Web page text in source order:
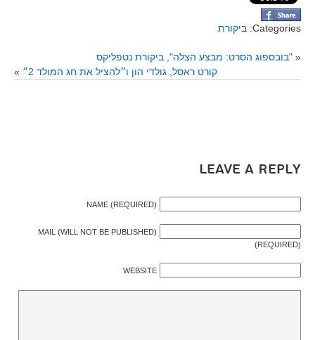
Categories: ביקורת
« "בובספוג הסרט: מבצע הצלה", ביקורת נטפליקס
קורט ראסל, גולדי הון ו״להציל את חג המולד 2״
»
Leave a Reply
NAME (REQUIRED)
MAIL (WILL NOT BE PUBLISHED)
(REQUIRED)
WEBSITE